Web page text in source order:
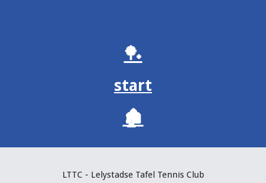
🏓
start
🏚️
LTTC - Lelystadse Tafel Tennis Club